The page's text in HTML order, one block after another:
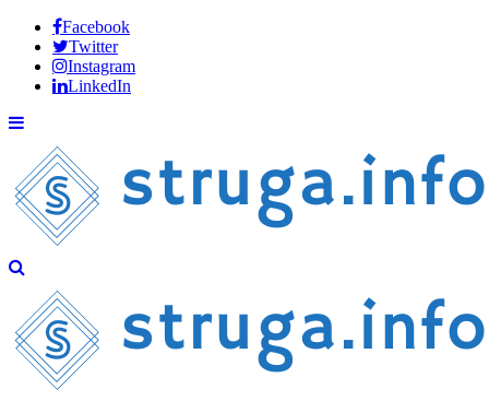
Facebook
Twitter
Instagram
LinkedIn